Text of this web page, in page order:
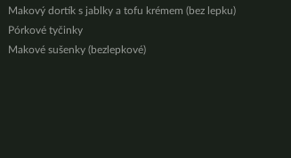
Makový dortík s jablky a tofu krémem (bez lepku)
Pórkové tyčinky
Makové sušenky (bezlepkové)